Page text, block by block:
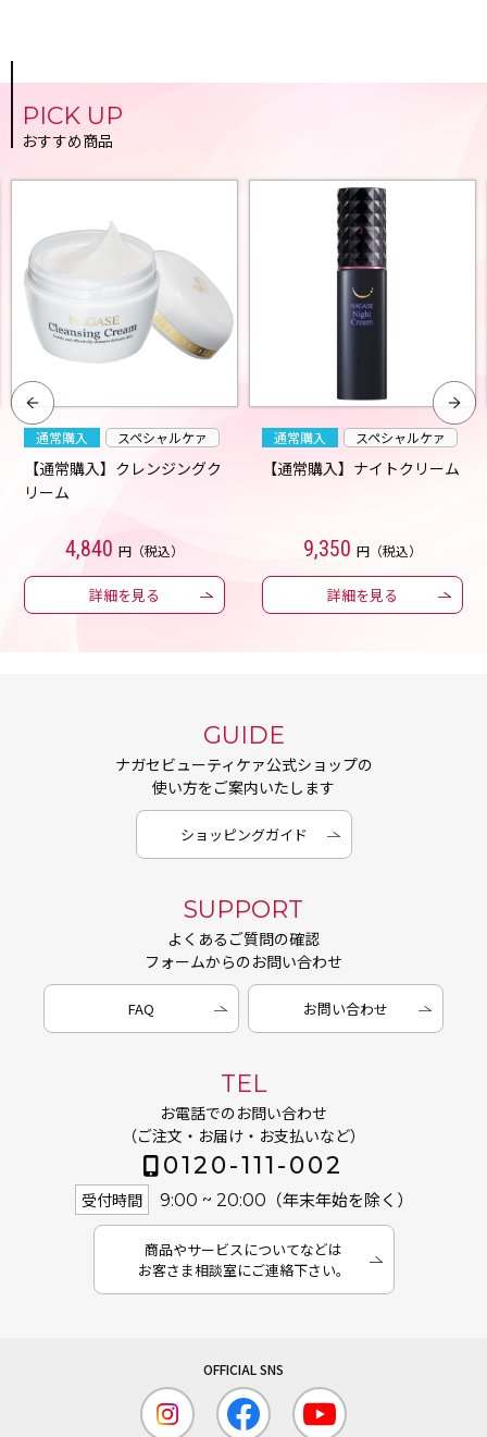
PICK UP
おすすめ商品
通常購入 スペシャルケァ
【通常購入】クレンジングク
リーム
4,840 円（税込）
詳細を見る
通常購入 スペシャルケァ
【通常購入】ナイトクリーム
9,350 円（税込）
詳細を見る
GUIDE
ナガセビューティケァ公式ショップの
使い方をご案内いたします
ショッピングガイド
SUPPORT
よくあるご質問の確認
フォームからのお問い合わせ
FAQ お問い合わせ
TEL
お電話でのお問い合わせ
（ご注文・お届け・お支払いなど）
0120-111-002
受付時間 9:00 ~ 20:00 （年末年始を除く）
商品やサービスについてなどは
お客さま相談室にご連絡下さい。